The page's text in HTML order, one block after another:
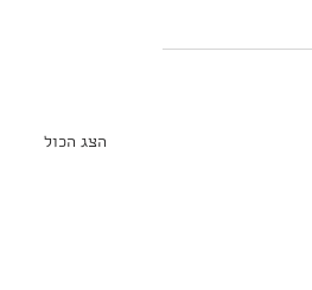
הצג הכול